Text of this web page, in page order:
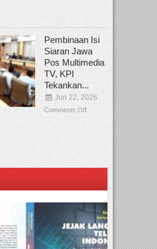
Pembinaan Isi
Siaran Jawa
Pos Multimedia
TV, KPI
Tekankan...
Jun 22, 2026
Comments Off